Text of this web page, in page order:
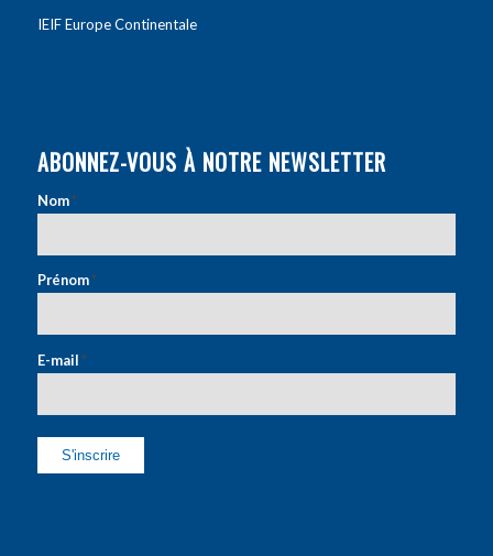
IEIF Europe Continentale
ABONNEZ-VOUS À NOTRE NEWSLETTER
Nom*
Prénom*
E-mail*